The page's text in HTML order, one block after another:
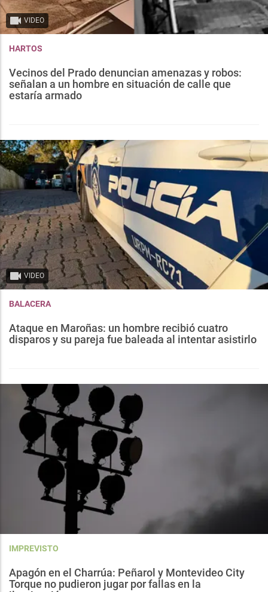
VIDEO
HARTOS
Vecinos del Prado denuncian amenazas y robos:
señalan a un hombre en situación de calle que
estaría armado
VIDEO
BALACERA
Ataque en Maroñas: un hombre recibió cuatro
disparos y su pareja fue baleada al intentar asistirlo
IMPREVISTO
Apagón en el Charrúa: Peñarol y Montevideo City
Torque no pudieron jugar por fallas en la